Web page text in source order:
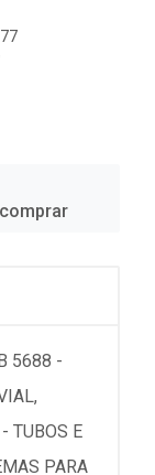
5688 -
TUBOS E
PARA